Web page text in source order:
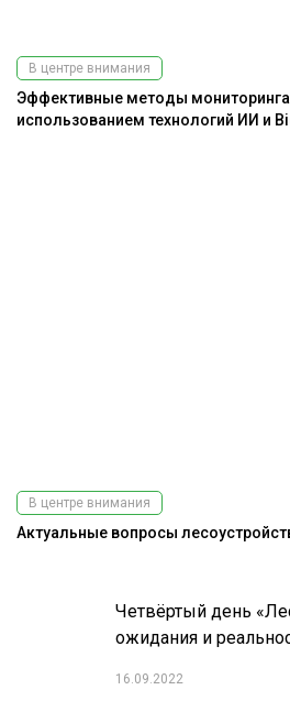
Четвёртый день
ожидания и
16.09.2022
В центре внимания
Эффективные методы
использованием технологий ИИ и
В центре внимания
Актуальные вопросы